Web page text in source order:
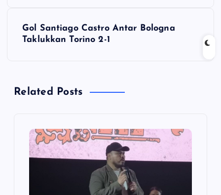
a
Gol Santiago Castro Antar Bologna
Taklukkan Torino 2-1
Related Posts